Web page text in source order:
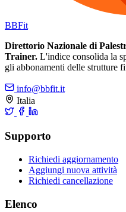
BBFit
Direttorio Nazionale di
Trainer. L'indice consolida la
gli abbonamenti delle strutture
info@bbfit.it
Italia
Supporto
Richiedi aggiornamento
Aggiungi nuova attività
Richiedi cancellazione
Elenco